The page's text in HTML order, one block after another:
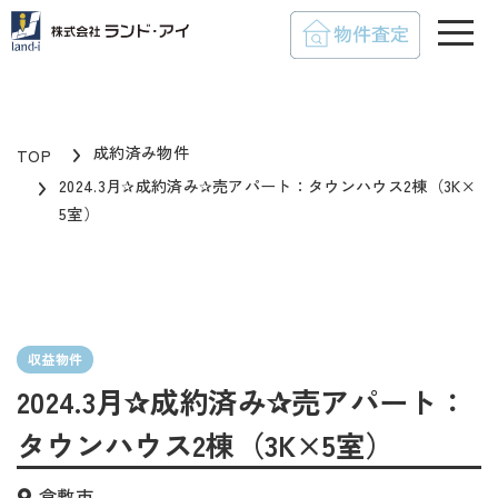
TOP
成約済み物件
2024.3月✰成約済み✰売アパート：タウンハウス2棟（3K×
5室）
収益物件
2024.3月✰成約済み✰売アパート：
タウンハウス2棟（3K×5室）